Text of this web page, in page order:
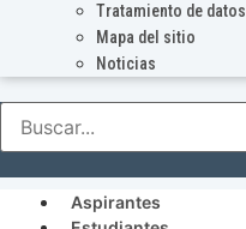
Tratamiento de datos
Mapa del sitio
Noticias
Aspirantes